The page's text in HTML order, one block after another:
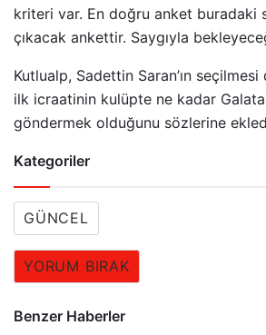
kriteri var. En doğru anket buradaki
çıkacak ankettir. Saygıyla
Kutlualp, Sadettin Saran’ın seçilmesi
ilk icraatinin kulüpte ne kadar
göndermek olduğunu sözlerine
Kategoriler
GÜNCEL
YORUM BIRAK
Benzer Haberler